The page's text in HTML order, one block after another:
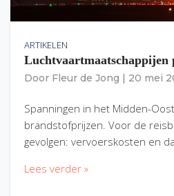
ARTIKELEN
Luchtvaartmaatschappijen
Door Fleur de Jong 20 mei
Spanningen in het Midden-
brandstofprijzen. Voor de
gevolgen: vervoerskosten en
Lees verder »